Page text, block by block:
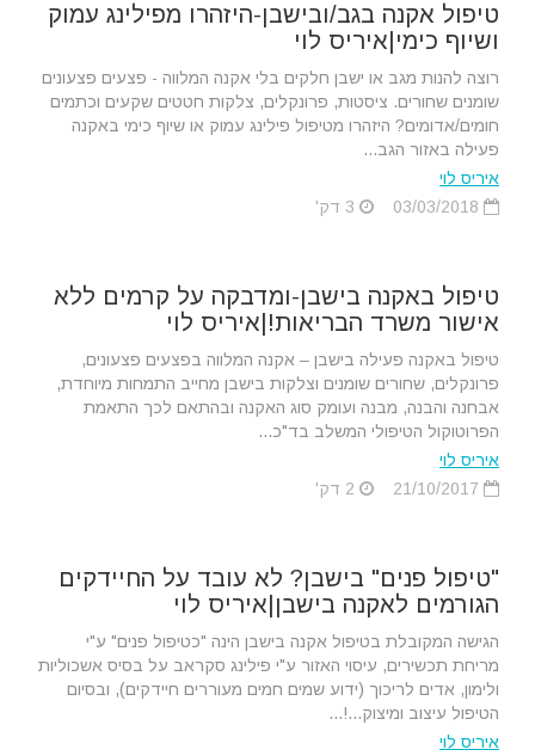
טיפול אקנה בגב/ובישבן-היזהרו מפילינג עמוק
ושיוף כימי|איריס לוי
רוצה להנות מגב או ישבן חלקים בלי אקנה המלווה - פצעים פצעונים
שומנים שחורים. ציסטות, פרונקלים, צלקות חטטים שקעים וכתמים
חומים/אדומים? היזהרו מטיפול פילינג עמוק או שיוף כימי באקנה
פעילה באזור הגב...
איריס לוי
טיפול באקנה בישבן-ומדבקה על קרמים ללא
אישור משרד הבריאות!|איריס לוי
טיפול באקנה פעילה בישבן – אקנה המלווה בפצעים פצעונים,
פרונקלים, שחורים שומנים וצלקות בישבן מחייב התמחות מיוחדת,
אבחנה והבנה, מבנה ועומק סוג האקנה ובהתאם לכך התאמת
הפרוטוקול הטיפולי המשלב בד"כ...
איריס לוי
"טיפול פנים" בישבן? לא עובד על החיידקים
הגורמים לאקנה בישבן|איריס לוי
הגישה המקובלת בטיפול אקנה בישבן הינה "כטיפול פנים" ע"י
מריחת תכשירים, עיסוי האזור ע"י פילינג סקראב על בסיס אשכוליות
ולימון, אדים לריכוך (ידוע שמים חמים מעוררים חיידקים), ובסיום
הטיפול עיצוב ומיצוק...!...
איריס לוי